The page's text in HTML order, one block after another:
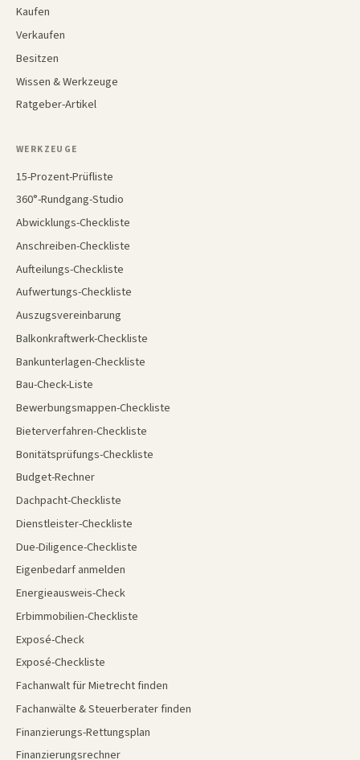
Kaufen
Verkaufen
Besitzen
Wissen & Werkzeuge
Ratgeber-Artikel
WERKZEUGE
15-Prozent-Prüfliste
360°-Rundgang-Studio
Abwicklungs-Checkliste
Anschreiben-Checkliste
Aufteilungs-Checkliste
Aufwertungs-Checkliste
Auszugsvereinbarung
Balkonkraftwerk-Checkliste
Bankunterlagen-Checkliste
Bau-Check-Liste
Bewerbungsmappen-Checkliste
Bieterverfahren-Checkliste
Bonitätsprüfungs-Checkliste
Budget-Rechner
Dachpacht-Checkliste
Dienstleister-Checkliste
Due-Diligence-Checkliste
Eigenbedarf anmelden
Energieausweis-Check
Erbimmobilien-Checkliste
Exposé-Check
Exposé-Checkliste
Fachanwalt für Mietrecht finden
Fachanwälte & Steuerberater finden
Finanzierungs-Rettungsplan
Finanzierungsrechner